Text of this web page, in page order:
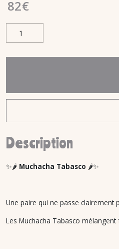
82€
Description
✨🌶️ Muchacha Tabasco 🌶️✨
Une paire qui ne passe clairement
Les Muchacha Tabasco mélangent